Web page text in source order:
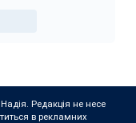
Редакція не несе
в рекламних